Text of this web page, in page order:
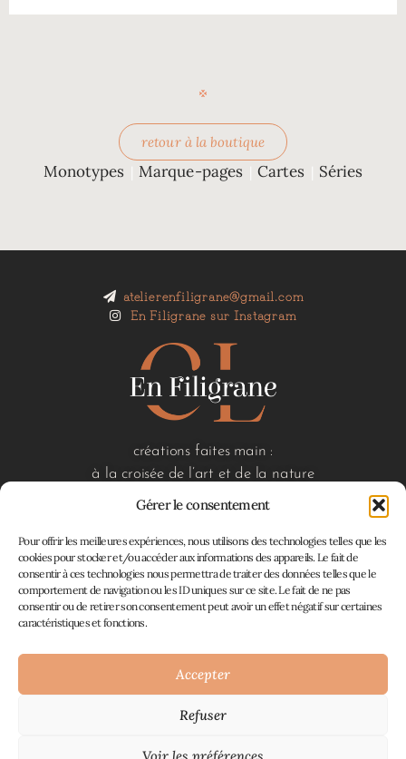
Gérer le consentement
Pour offrir les meilleures expériences, nous utilisons des technologies telles que les
cookies pour stocker et/ou accéder aux informations des appareils. Le fait de
consentir à ces technologies nous permettra de traiter des données telles que le
comportement de navigation ou les ID uniques sur ce site. Le fait de ne pas
consentir ou de retirer son consentement peut avoir un effet négatif sur certaines
caractéristiques et fonctions.
Accepter
Refuser
Voir les préférences
retour à la boutique
Monotypes Marque-pages Cartes Séries
atelierenfiligrane@gmail.com
En Filigrane sur Instagram
créations faites main :
à la croisée de l’art et de la nature
liens utiles
accueil
boutique
mon panier
Atelier En Filigrane © 2026
Mentions Légales | Plan du site